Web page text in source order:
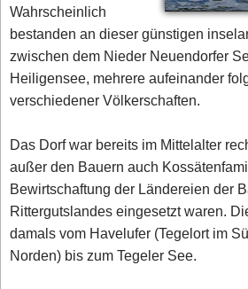
Wahrscheinlich
bestanden an dieser günstigen
zwischen dem Nieder Neuendorfer
Heiligensee, mehrere aufeinander
verschiedener Völkerschaften.
Das Dorf war bereits im Mittelalter
außer den Bauern auch
Bewirtschaftung der Ländereien der
Rittergutslandes eingesetzt waren.
damals vom Havelufer (Tegelort im
Norden) bis zum Tegeler See.